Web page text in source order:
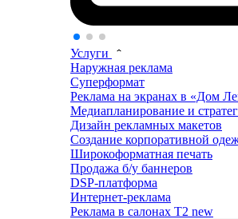
Услуги
Наружная реклама
Суперформат
Реклама на экранах в «Дом
Медиапланирование и
Дизайн рекламных макетов
Создание корпоративной
Широкоформатная печать
Продажа б/у баннеров
DSP-платформа
Интернет-реклама
Реклама в салонах T2 new